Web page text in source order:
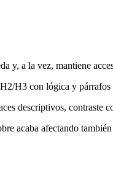
y, a la vez, mantiene
H3 con lógica y
descriptivos, contraste
acaba afectando